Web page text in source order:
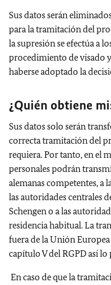
Sus datos serán
para la tramitación del
la supresión se efectúa a
procedimiento de visado
haberse adoptado la
¿Quién obtiene
Sus datos solo serán
correcta tramitación del
requiera. Por tanto, en el
personales podrán
alemanas competentes, a
las autoridades centrales
Schengen o a las
residencia habitual. La
fuera de la Unión Europea
capítulo V del RGPD así lo
En caso de que la